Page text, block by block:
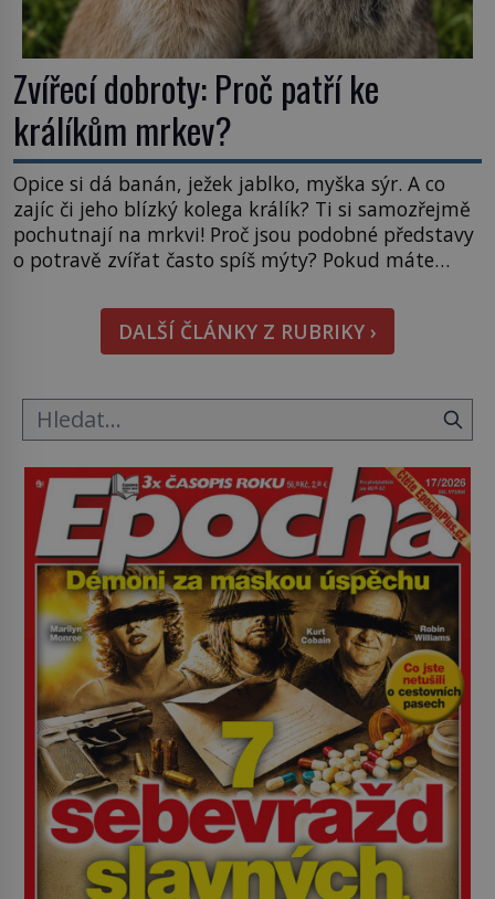
Zvířecí dobroty: Proč patří ke
králíkům mrkev?
Opice si dá banán, ježek jablko, myška sýr. A co
zajíc či jeho blízký kolega králík? Ti si samozřejmě
pochutnají na mrkvi! Proč jsou podobné představy
o potravě zvířat často spíš mýty? Pokud máte
i bude chutnat, ovšem měl by ji mít jen jako
občasný pamlsek. […]DALŠÍ ČLÁNKY Z RUBRIKY ›